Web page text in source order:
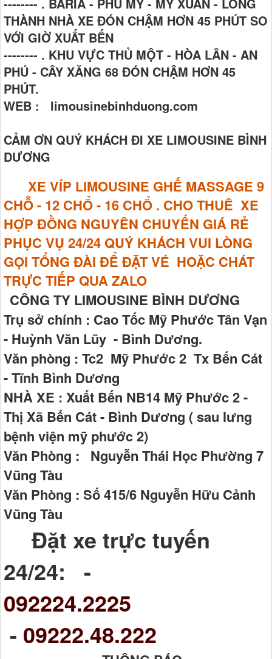
THÀNH NHÀ XE ĐÓN CHẬM HƠN 45 PHÚT SO
VỚI GIỜ XUẤT BẾN
-------- . KHU VỰC THỦ MỘT - HÒA LÂN - AN
PHÚ - CÂY XĂNG 68 ĐÓN CHẬM HƠN 45
PHÚT.
WEB : limousinebinhduong.com
CẢM ƠN QUÝ KHÁCH ĐI XE LIMOUSINE BÌNH
DƯƠNG
XE VÍP LIMOUSINE GHẾ MASSAGE 9
CHỖ - 12 CHỔ - 16 CHỔ . CHO THUÊ XE
HỢP ĐỒNG NGUYÊN CHUYẾN GIÁ RẺ
PHỤC VỤ 24/24 QUÝ KHÁCH VUI LÒNG
GỌI TỔNG ĐÀI ĐỂ ĐẶT VÉ HOẶC CHÁT
TRỰC TIẾP QUA ZALO
CÔNG TY LIMOUSINE BÌNH DƯƠNG
Trụ sở chính : Cao Tốc Mỹ Phước Tân Vạn
- Huỳnh Văn Lũy - Bình Dương.
Văn phòng : Tc2 Mỹ Phước 2 Tx Bến Cát
- Tĩnh Bình Dương
NHÀ XE : Xuất Bến NB14 Mỹ Phước 2 -
Thị Xã Bến Cát - Bình Dương ( sau lưng
bệnh viện mỹ phước 2)
Văn Phòng : Nguyễn Thái Học Phường 7
Vũng Tàu
Văn Phòng : Số 415/6 Nguyễn Hữu Cảnh
Vũng Tàu
Đặt xe trực tuyến
24/24: -
092224.2225
- 09222.48.222